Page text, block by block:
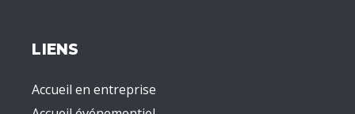
LIENS
Accueil en entreprise